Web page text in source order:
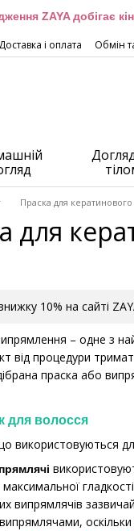
ZAYA добігає
Доставка і оплата Обмін
Праска для
для
10% на сайті
– одне з
від процедури
праска або
для волосся
використовуються
випрямлячів